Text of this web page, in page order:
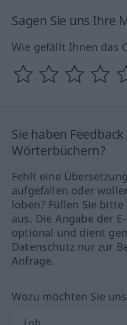
Sagen Sie uns Ihre
Wie gefällt Ihnen das
Sie haben
Wörterbüchern?
Fehlt eine
aufgefallen oder
loben? Füllen Sie
aus. Die Angabe der
optional und dient
Datenschutz nur zur
Anfrage.
Wozu möchten Sie